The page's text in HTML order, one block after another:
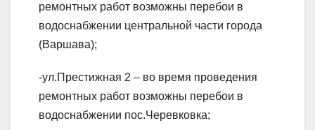
ремонтных работ возможны перебои в
водоснабжении центральной части города
(Варшава);
-ул.Престижная 2 – во время проведения
ремонтных работ возможны перебои в
водоснабжении пос.Черевковка;